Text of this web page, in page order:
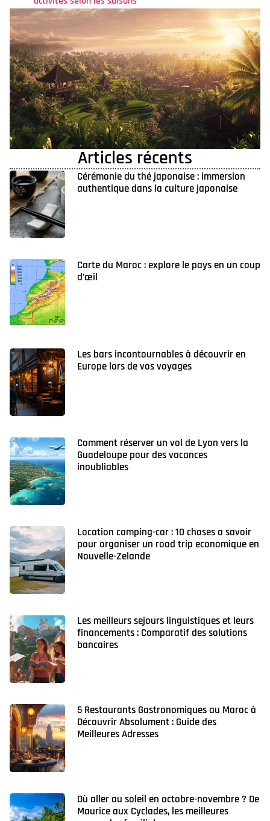
Articles récents
Cérémonie du thé japonaise : immersion
authentique dans la culture japonaise
Carte du Maroc : explore le pays en un coup
d’œil
Les bars incontournables à découvrir en
Europe lors de vos voyages
Comment réserver un vol de Lyon vers la
Guadeloupe pour des vacances
inoubliables
Location camping-car : 10 choses a savoir
pour organiser un road trip economique en
Nouvelle-Zelande
Les meilleurs sejours linguistiques et leurs
financements : Comparatif des solutions
bancaires
5 Restaurants Gastronomiques au Maroc à
Découvrir Absolument : Guide des
Meilleures Adresses
Où aller au soleil en octobre-novembre ? De
Maurice aux Cyclades, les meilleures